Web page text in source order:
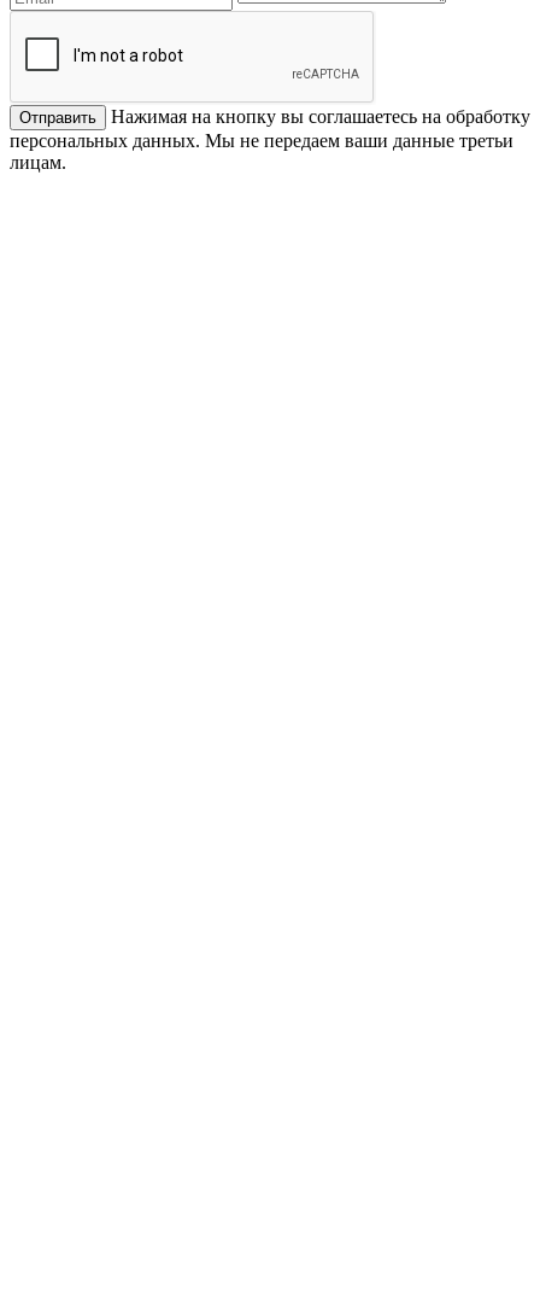
Нажимая на кнопку вы соглашаетесь на обработку
персональных данных. Мы не передаем ваши данные третьи
лицам.